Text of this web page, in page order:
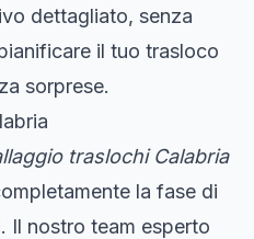
dettagliato, senza
il tuo trasloco
sorprese.
traslochi Calabria
la fase di
Il nostro team esperto